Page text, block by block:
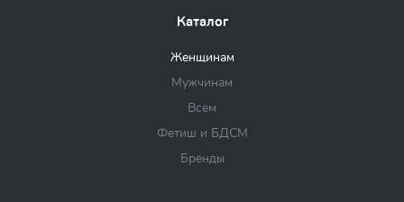
Каталог
Женщинам
Мужчинам
Всем
Фетиш и БДСМ
Бренды